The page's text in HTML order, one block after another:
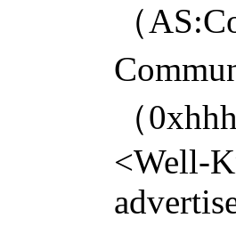
（
（
<Well-